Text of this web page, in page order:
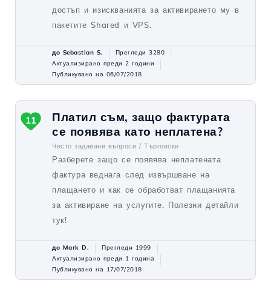
достъп и изискванията за активирането му в
пакетите Shared и VPS.
до Sebastian S.
Прегледи 3280
Актуализирано преди 2 години
Публикувано на 06/07/2018
Платил съм, защо фактурата
се появява като неплатена?
Често задавани въпроси / Търговски
Разберете защо се появява неплатената
фактура веднага след извършване на
плащането и как се обработват плащанията
за активиране на услугите. Полезни детайли
тук!
11
до Mark D.
Прегледи 1999
Актуализирано преди 1 година
Публикувано на 17/07/2018